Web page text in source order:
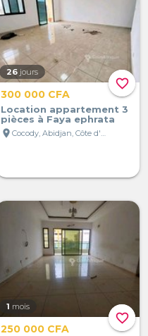
favorite_border
26 jours
300 000 CFA
Location appartement 3
pièces à Faya ephrata
location_on
favorite_border
1 mois
250 000 CFA